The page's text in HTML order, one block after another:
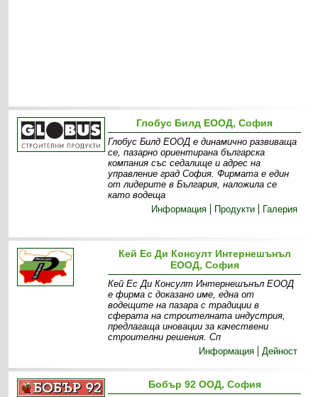
Глобус Билд ЕООД, София
Глобус Билд ЕООД е динамично развиваща
се, пазарно ориентирана българска
компания със седалище и адрес на
управление град София. Фирмата е един
от лидерите в България, наложила се
като водеща
Информация
Продукти Галерия
Кей Ес Ди Консулт Интернешънъл
ЕООД, София
Кей Ес Ди Консулт Интернешънъл ЕООД
е фирма с доказано име, една от
водещите на пазара с традиции в
сферата на строителната индустрия,
предлагаща иновации за качествени
строителни решения. Сп
Информация
Дейност
Бобър 92 ООД, София